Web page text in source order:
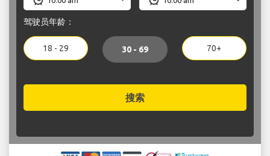
驾驶员年龄：
18 - 29 30 - 69 70+
搜索